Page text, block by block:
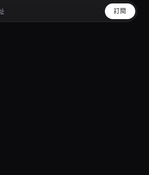
訂閱